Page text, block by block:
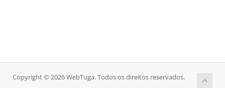
Copyright © 2026 WebTuga. Todos os direitos reservados.